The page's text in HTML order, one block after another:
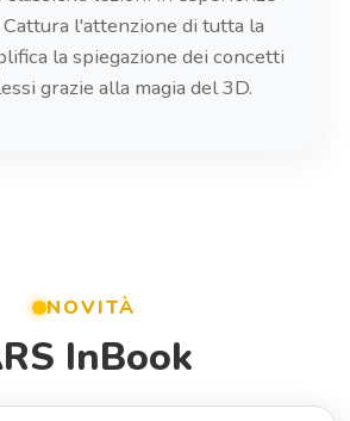
trasformano lo studio
in un'avventura interattiva
curiosità naturale dei bambini.
NOVITÀ
InBook